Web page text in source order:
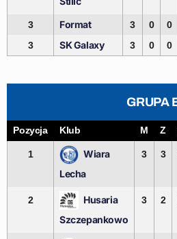
3 Format 3 0 0
3
SK Galaxy 3 0 0
GRUPA
Pozycja Klub M Z
1
Wiara
Lecha
3 3
2
Husaria
Szczepankowo
3 2